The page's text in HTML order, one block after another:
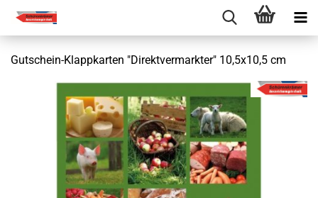
Gutschein-Klappkarten "Direktvermarkter" 10,5x10,5 cm